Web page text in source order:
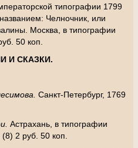
типографии 1799
Челночник, или
Москва, в типографии
50 коп.
И СКАЗКИ.
Санкт-Петербург, 1769
Астрахань, в типографии
2 руб. 50 коп.